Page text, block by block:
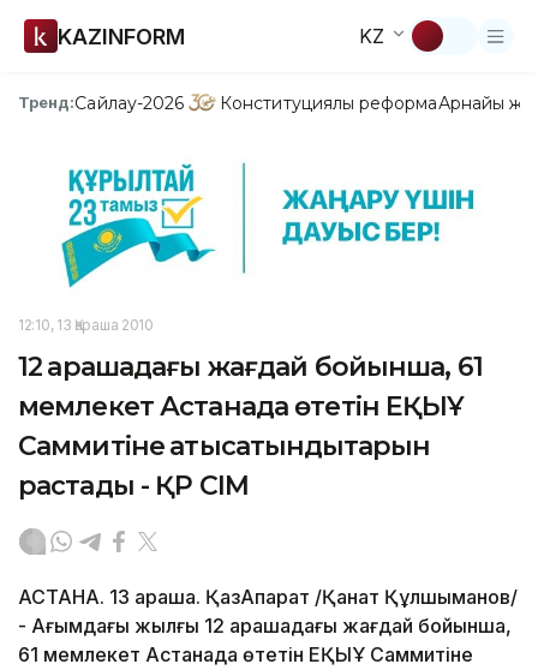
KAZINFORM KZ
Тренд:Сайлау-2026 Конституциялық реформаАрнайы
12:10, 13 Қараша 2010
12 қарашадағы жағдай бойынша, 61
мемлекет Астанада өтетін ЕҚЫҰ
Саммитіне қатысатындықтарын
растады - ҚР СІМ
АСТАНА. 13 қараша. ҚазАқпарат /Қанат Құлшыманов/
- Ағымдағы жылғы 12 қарашадағы жағдай бойынша,
61 мемлекет Астанада өтетін ЕҚЫҰ Саммитіне